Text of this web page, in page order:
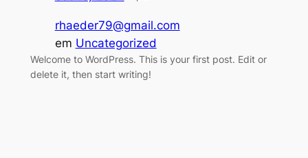
rhaeder79@gmail.com
em Uncategorized
Welcome to WordPress. This is your first post. Edit or
delete it, then start writing!